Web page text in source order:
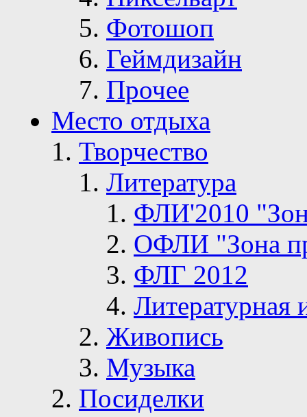
Фотошоп
Геймдизайн
Прочее
Место отдыха
Творчество
Литература
ФЛИ'2010
ОФЛИ "Зона
ФЛГ 2012
Живопись
Музыка
Посиделки